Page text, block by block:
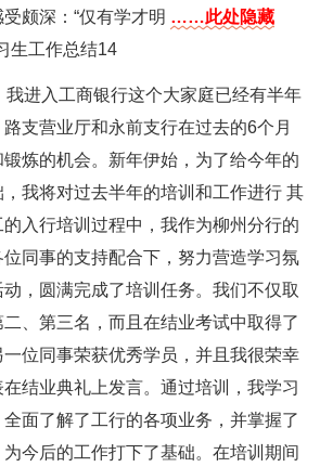
颇深：“仅有学才明 ……此处隐藏
生工作总结14
我进入工商银行这个大家庭已经有半年
支营业厅和永前支行在过去的6个月
炼的机会。新年伊始，为了给今年的
我将对过去半年的培训和工作进行 其
入行培训过程中，我作为柳州分行的
同事的支持配合下，努力营造学习氛
，圆满完成了培训任务。我们不仅取
、第三名，而且在结业考试中取得了
位同事荣获优秀学员，并且我很荣幸
结业典礼上发言。通过培训，我学习
面了解了工行的各项业务，并掌握了
今后的工作打下了基础。在培训期间